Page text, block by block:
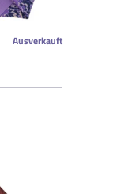
Ausverkauft